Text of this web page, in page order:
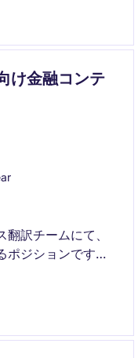
け金融コンテ
訳チームにて、
ポジションです。
法務・コンプライ
ら、日本の機関投